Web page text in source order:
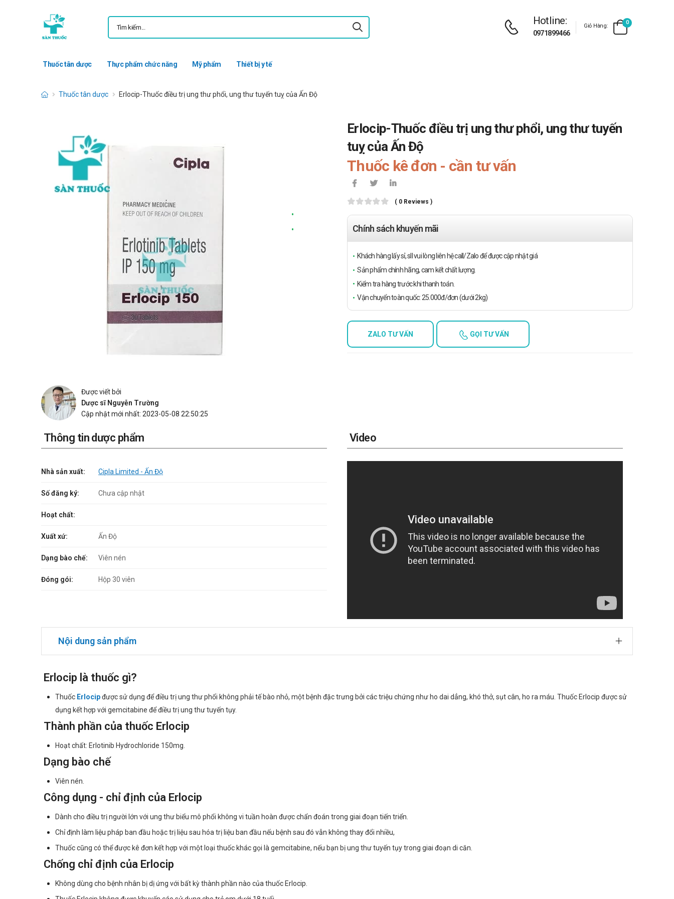
Hotline:
0971899466
Giỏ Hàng:
0
Thuốc tân dược Thực phẩm chức năng Mỹ phẩm Thiết bị y tế
Thuốc tân dược Erlocip-Thuốc điều trị ung thư phổi, ung thư tuyến tuỵ của Ấn Độ
Erlocip-Thuốc điều trị ung thư phổi, ung thư tuyến
tuỵ của Ấn Độ
Thuốc kê đơn - cần tư vấn
( 0 Reviews )
Chính sách khuyến mãi
Khách hàng lấy sỉ, sll vui lòng liên hệ call/Zalo để được cập nhật giá
Sản phẩm chính hãng, cam kết chất lượng.
Kiểm tra hàng trước khi thanh toán.
Vận chuyển toàn quốc: 25.000đ/đơn (dưới 2kg)
ZALO TƯ VẤN GỌI TƯ VẤN
Được viết bởi
Dược sĩ Nguyễn Trường
Cập nhật mới nhất: 2023-05-08 22:50:25
Thông tin dược phẩm
Nhà sản xuất: Cipla Limited - Ấn Độ
Số đăng ký: Chưa cập nhật
Hoạt chất:
Xuất xứ: Ấn Độ
Dạng bào chế: Viên nén
Đóng gói: Hộp 30 viên
Video
Nội dung sản phẩm
Erlocip là thuốc gì?
Thuốc Erlocipđược sử dụng để điều trị ung thư phổi không phải tế bào nhỏ, một bệnh đặc trưng bởi các triệu chứng như ho dai dẳng, khó thở, sụt cân, ho ra máu. Thuốc Erlocip được sử
dụng kết hợp với gemcitabine để điều trị ung thư tuyến tụy.
Thành phần của thuốc Erlocip
Hoạt chất: Erlotinib Hydrochloride 150mg.
Dạng bào chế
Viên nén.
Công dụng - chỉ định của Erlocip
Dành cho điều trị người lớn với ung thư biểu mô phổi không vi tuần hoàn được chẩn đoán trong giai đoạn tiến triển.
Chỉ định làm liệu pháp ban đầu hoặc trị liệu sau hóa trị liệu ban đầu nếu bệnh sau đó vẫn không thay đổi nhiều,
Thuốc cũng có thể được kê đơn kết hợp với một loại thuốc khác gọi là gemcitabine, nếu bạn bị ung thư tuyến tụy trong giai đoạn di căn.
Chống chỉ định của Erlocip
Không dùng cho bệnh nhân bị dị ứng với bất kỳ thành phần nào của thuốc Erlocip.